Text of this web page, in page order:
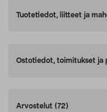
Tuotetiedot, liitteet ja
Ostotiedot, toimitukset ja
Arvostelut (72)